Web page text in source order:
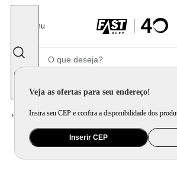
Menu
Veja as ofertas para seu endereço!
Insira seu CEP e confira a disponibilidade dos
Inserir CEP
Home Eletrodomésticos / Geladeira e Freezer